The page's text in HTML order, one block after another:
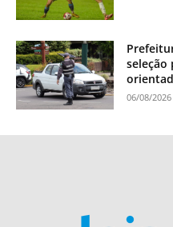
seleção
06/08/